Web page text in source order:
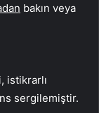
bakın veya
istikrarlı
sergilemiştir.